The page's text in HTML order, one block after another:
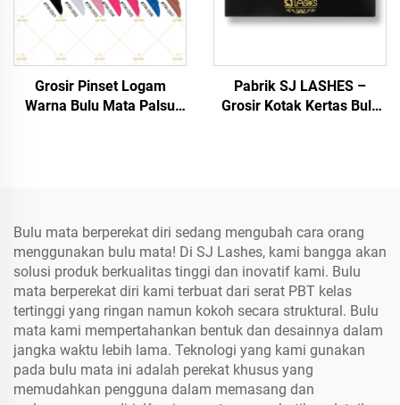
Grosir Pinset Logam
Warna Bulu Mata Palsu
Pabrik SJ LASHES –
Grosir Kotak Kertas Bulu
Bulu mata berperekat diri sedang mengubah cara orang
menggunakan bulu mata! Di SJ Lashes, kami bangga akan
solusi produk berkualitas tinggi dan inovatif kami. Bulu
mata berperekat diri kami terbuat dari serat PBT kelas
tertinggi yang ringan namun kokoh secara struktural. Bulu
mata kami mempertahankan bentuk dan desainnya dalam
jangka waktu lebih lama. Teknologi yang kami gunakan
pada bulu mata ini adalah perekat khusus yang
memudahkan pengguna dalam memasang dan